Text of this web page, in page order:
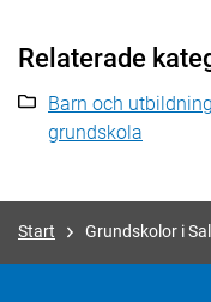
Relaterade
Barn och
grundskola
Start Grundskolor i